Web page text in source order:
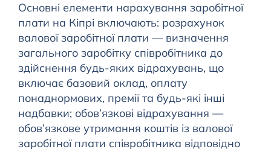
Основні елементи нарахування заробітної
плати на Кіпрі включають: розрахунок
валової заробітної плати — визначення
загального заробітку співробітника до
здійснення будь-яких відрахувань, що
включає базовий оклад, оплату
понаднормових, премії та будь-які інші
надбавки; обов’язкові відрахування —
обов’язкове утримання коштів із валової
заробітної плати співробітника відповідно